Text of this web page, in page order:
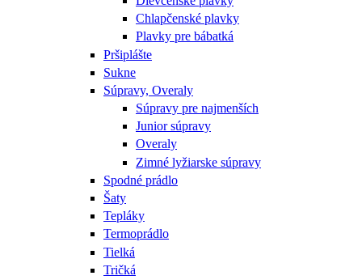
Chlapčenské plavky
Plavky pre bábatká
Pršiplášte
Sukne
Súpravy, Overaly
Súpravy pre najmenších
Junior súpravy
Overaly
Zimné lyžiarske súpravy
Spodné prádlo
Šaty
Tepláky
Termoprádlo
Tielká
Tričká